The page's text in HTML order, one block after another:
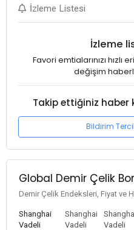
İzleme Listesi
İzleme
Favori emtialarınızı
değişim
Takip ettiğiniz
Bildirim
Global Demir Çelik
Demir Çelik Endeksleri, Fiyat ve
Shanghai
Vadeli
Shanghai
Vadeli
Vadeli